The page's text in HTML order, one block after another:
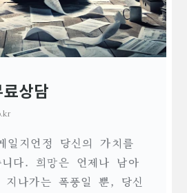
상담
일지언정 당신의 가치를
다. 희망은 언제나 남아
지나가는 폭풍일 뿐, 당신